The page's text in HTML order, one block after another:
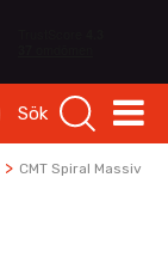
Sök
> CMT Spiral Massiv